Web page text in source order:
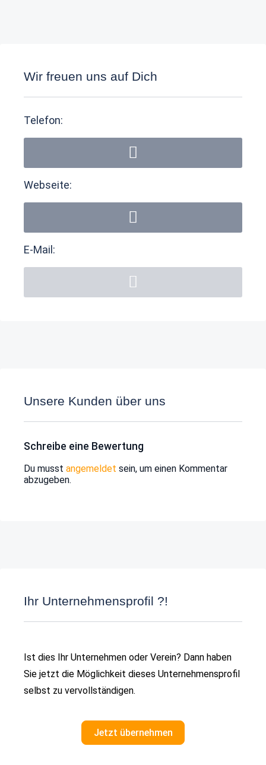
Wir freuen uns auf Dich
Telefon:
Webseite:
E-Mail:
Unsere Kunden über uns
Schreibe eine Bewertung
Du musst angemeldet sein, um einen Kommentar
abzugeben.
Ihr Unternehmensprofil ?!
Ist dies Ihr Unternehmen oder Verein? Dann haben
Sie jetzt die Möglichkeit dieses Unternehmensprofil
selbst zu vervollständigen.
Jetzt übernehmen